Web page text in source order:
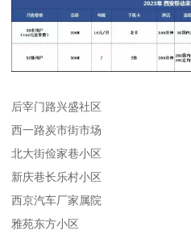
后宰门路兴盛社区
西一路炭市街市场
北大街俭家巷小区
新庆巷长乐村小区
西京汽车厂家属院
雅苑东方小区